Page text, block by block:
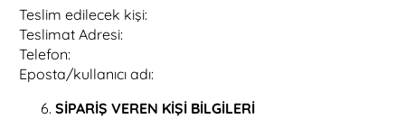
Teslim edilecek kişi:
Teslimat Adresi:
Telefon:
Eposta/kullanıcı adı:
SİPARİŞ VEREN KİŞİ BİLGİLERİ